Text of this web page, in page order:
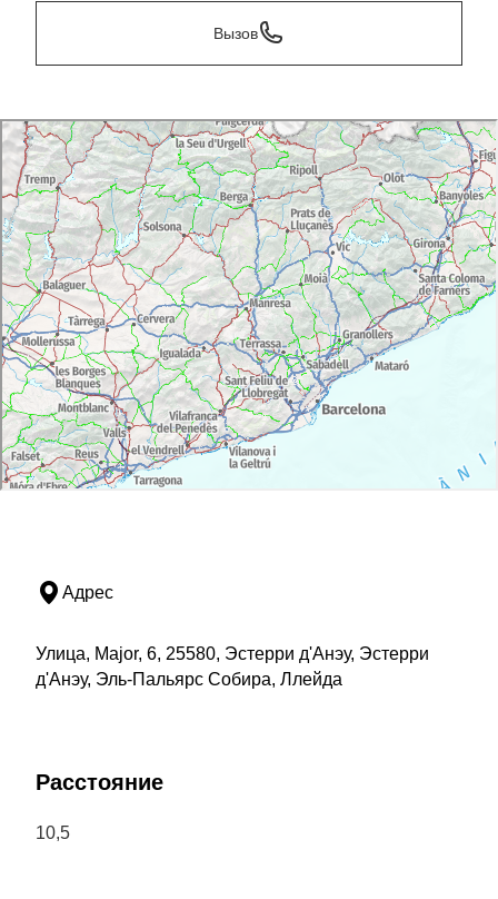
Вызов
Адрес
Улица, Major, 6, 25580, Эстерри д'Анэу, Эстерри
д'Анэу, Эль-Пальярс Собира, Ллейда
Расстояние
10,5